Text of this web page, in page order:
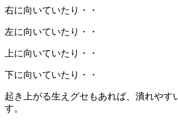
右に向いていたり・・
左に向いていたり・・
上に向いていたり・・
下に向いていたり・・
起き上がる生えグセもあれば、潰れやす
す。